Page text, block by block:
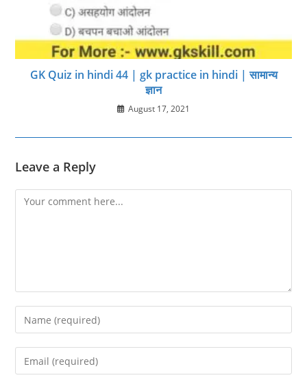
GK Quiz in hindi 44 | gk practice in hindi | सामान्य
ज्ञान
August 17, 2021
Leave a Reply
Comment
Enter
your
name
Enter
your